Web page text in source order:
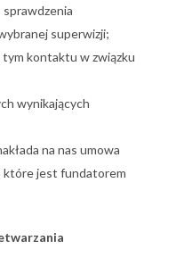
sprawdzenia
superwizji;
tym kontaktu w związku
wynikających
na nas umowa
które jest fundatorem